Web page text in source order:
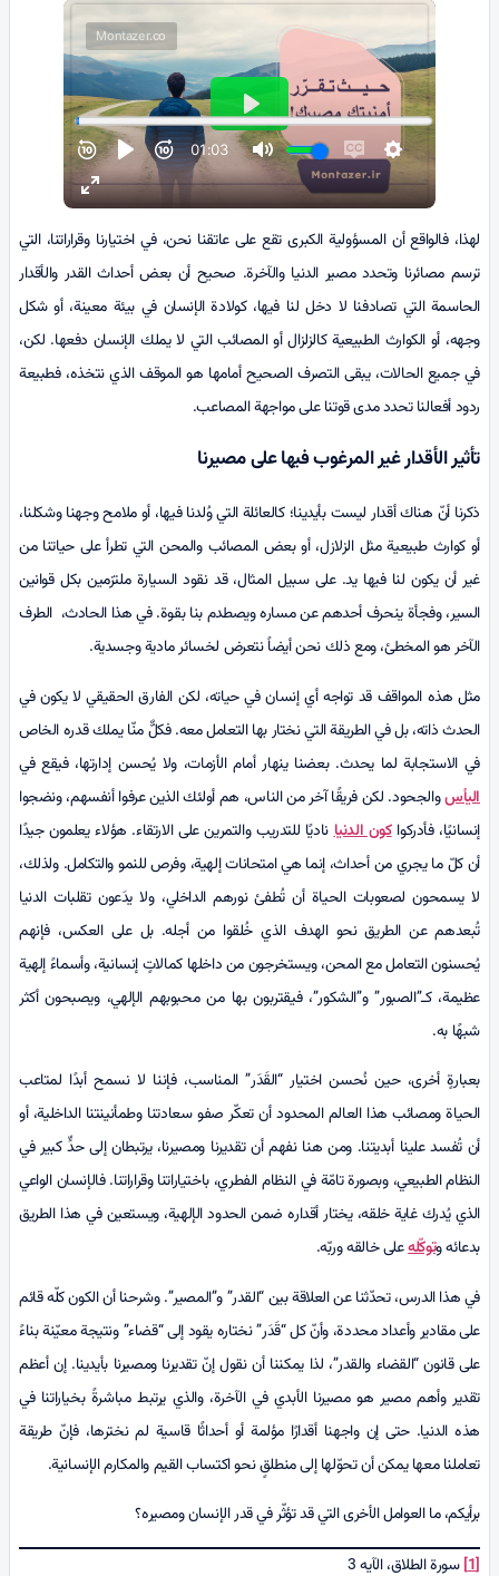
لهذا، فالواقع أن المسؤولية الكبرى تقع على عاتقنا نحن، في اختيارنا وقراراتنا، التي
ترسم مصائرنا وتحدد مصير الدنيا والآخرة. صحيح أن بعض أحداث القدر والأقدار
الحاسمة التي تصادفنا لا دخل لنا فيها، كولادة الإنسان في بيئة معينة، أو شكل
وجهه، أو الكوارث الطبيعية كالزلزال أو المصائب التي لا يملك الإنسان دفعها. لكن،
في جميع الحالات، يبقى التصرف الصحيح أمامها هو الموقف الذي نتخذه، فطبيعة
ردود أفعالنا تحدد مدى قوتنا على مواجهة المصاعب.
تأثير الأقدار غير المرغوب فيها على مصيرنا
ذكرنا أنّ هناك أقدار ليست بأيدينا؛ كالعائلة التي وُلدنا فيها، أو ملامح وجهنا وشكلنا،
أو كوارث طبيعية مثل الزلازل، أو بعض المصائب والمحن التي تطرأ على حياتنا من
غير أن يكون لنا فيها يد. على سبيل المثال، قد نقود السيارة ملتزمين بكل قوانين
السير، وفجأة ينحرف أحدهم عن مساره ويصطدم بنا بقوة. في هذا الحادث، الطرف
الآخر هو المخطئ، ومع ذلك نحن أيضاً نتعرض لخسائر مادية وجسدية.
مثل هذه المواقف قد تواجه أي إنسان في حياته، لكن الفارق الحقيقي لا يكون في
الحدث ذاته، بل في الطريقة التي نختار بها التعامل معه. فكلٌّ منّا يملك قدره الخاص
في الاستجابة لما يحدث. بعضنا ينهار أمام الأزمات، ولا يُحسن إدارتها، فيقع في
اليأسوالجحود. لكن فريقًا آخر من الناس، هم أولئك الذين عرفوا أنفسهم، ونضجوا
إنسانيًا، فأدركواكون الدنياناديًا للتدريب والتمرين على الارتقاء. هؤلاء يعلمون جيدًا
أن كلّ ما يجري من أحداث، إنما هي امتحانات إلهية، وفرص للنمو والتكامل. ولذلك،
لا يسمحون لصعوبات الحياة أن تُطفئ نورهم الداخلي، ولا يدَعون تقلبات الدنيا
تُبعدهم عن الطريق نحو الهدف الذي خُلقوا من أجله. بل على العكس، فإنهم
يُحسنون التعامل مع المحن، ويستخرجون من داخلها كمالاتٍ إنسانية، وأسماءً إلهية
عظيمة، كـ”الصبور” و”الشكور”، فيقتربون بها من محبوبهم الإلهي، ويصبحون أكثر
شبهًا به.
بعبارةٍ أخرى، حين نُحسن اختيار “القَدَر” المناسب، فإننا لا نسمح أبدًا لمتاعب
الحياة ومصائب هذا العالم المحدود أن تعكّر صفو سعادتنا وطمأنينتنا الداخلية، أو
أن تُفسد علينا أبديتنا. ومن هنا نفهم أن تقديرنا ومصيرنا، يرتبطان إلى حدٍّ كبير في
النظام الطبيعي، وبصورة تامّة في النظام الفطري، باختياراتنا وقراراتنا. فالإنسان الواعي
الذي يُدرك غاية خلقه، يختار أقداره ضمن الحدود الإلهية، ويستعين في هذا الطريق
بدعائه وتوكّلهعلى خالقه وربّه.
في هذا الدرس، تحدّثنا عن العلاقة بين “القدر” و”المصير”. وشرحنا أن الكون كلّه قائم
على مقادير وأعداد محددة، وأنّ كل “قَدَر” نختاره يقود إلى “قضاء” ونتيجة معيّنة بناءً
على قانون “القضاء والقدر”، لذا يمكننا أن نقول إنّ تقديرنا ومصيرنا بأيدينا. إن أعظم
تقدير وأهم مصير هو مصيرنا الأبدي في الآخرة، والذي يرتبط مباشرةً بخياراتنا في
هذه الدنيا. حتى إن واجهنا أقدارًا مؤلمة أو أحداثًا قاسية لم نخترها، فإنّ طريقة
تعاملنا معها يمكن أن تحوّلها إلى منطلقٍ نحو اكتساب القيم والمكارم الإنسانية.
برأيكم، ما العوامل الأخرى التي قد تؤثّر في قدر الإنسان ومصيره؟
[1] سورة الطلاق، الآیه 3